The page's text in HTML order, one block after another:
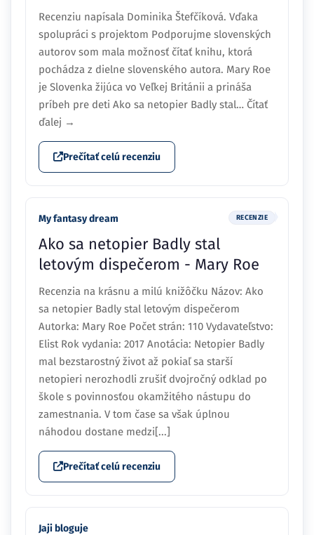
Recenziu napísala Dominika Štefčíková. Vďaka
spolupráci s projektom Podporujme slovenských
autorov som mala možnosť čítať knihu, ktorá
pochádza z dielne slovenského autora. Mary Roe
je Slovenka žijúca vo Veľkej Británii a prináša
príbeh pre deti Ako sa netopier Badly stal… Čítať
ďalej →
Prečítať celú recenziu
My fantasy dream RECENZIE
Ako sa netopier Badly stal
letovým dispečerom - Mary Roe
Recenzia na krásnu a milú knižôčku Názov: Ako
sa netopier Badly stal letovým dispečerom
Autorka: Mary Roe Počet strán: 110 Vydavateľstvo:
Elist Rok vydania: 2017 Anotácia: Netopier Badly
mal bezstarostný život až pokiaľ sa starší
netopieri nerozhodli zrušiť dvojročný odklad po
škole s povinnosťou okamžitého nástupu do
zamestnania. V tom čase sa však úplnou
náhodou dostane medzi[...]
Prečítať celú recenziu
Jaji bloguje